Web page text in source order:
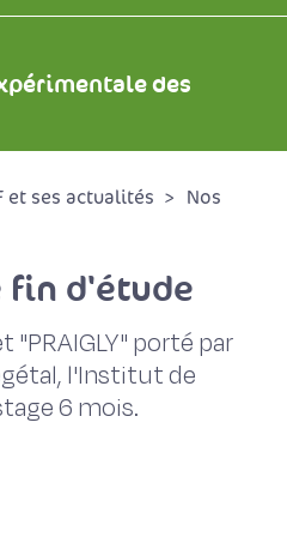
des
et ses actualités
Nos
fin d'étude
"PRAIGLY" porté par
l'Institut de
6 mois.